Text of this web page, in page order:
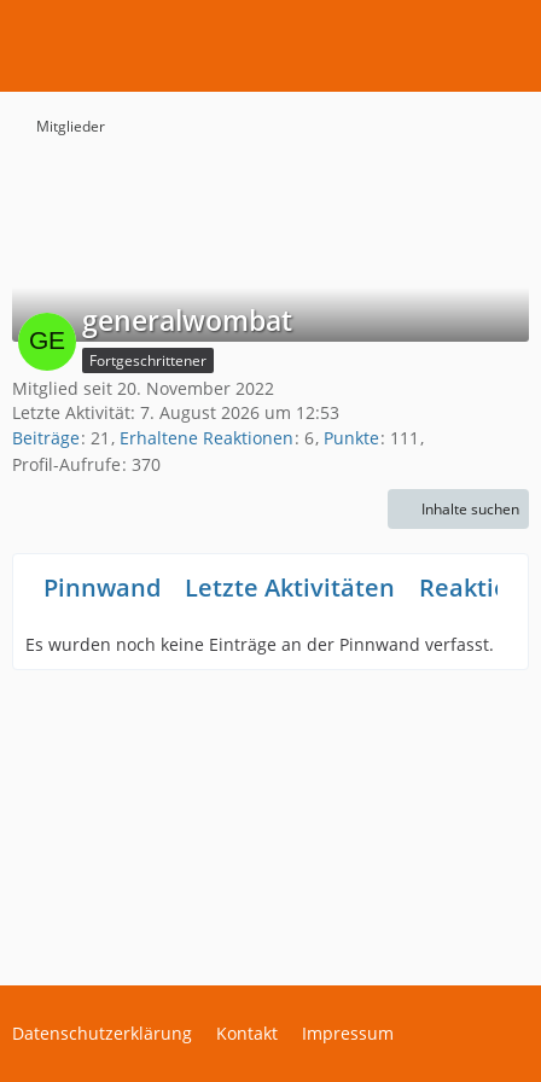
Mitglieder
generalwombat
Fortgeschrittener
Mitglied seit 20. November 2022
Letzte Aktivität: 7. August 2026 um 12:53
Beiträge 21 Erhaltene Reaktionen 6 Punkte 111
Profil-Aufrufe 370
Inhalte suchen
Pinnwand Letzte Aktivitäten
Es wurden noch keine Einträge an der Pinnwand verfasst.
Datenschutzerklärung Kontakt Impressum